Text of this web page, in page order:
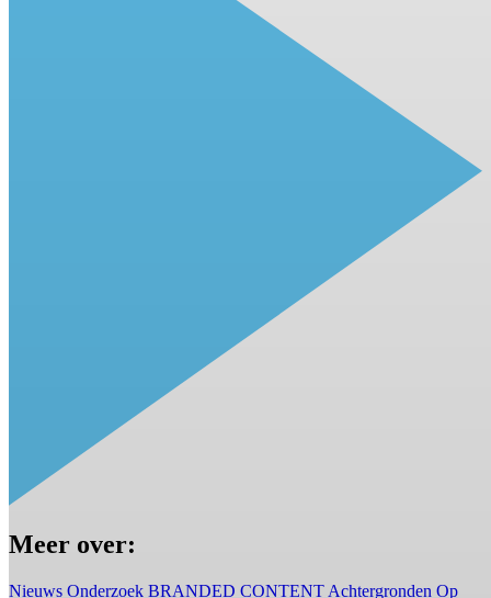
Meer over:
Nieuws Onderzoek BRANDED CONTENT Achtergronden Op